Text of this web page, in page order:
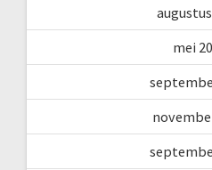
mei